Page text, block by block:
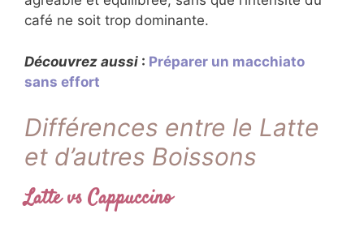
café ne soit trop dominante.
Découvrez aussi : Préparer un macchiato
sans effort
Différences entre le Latte
et d’autres Boissons
Latte vs Cappuccino